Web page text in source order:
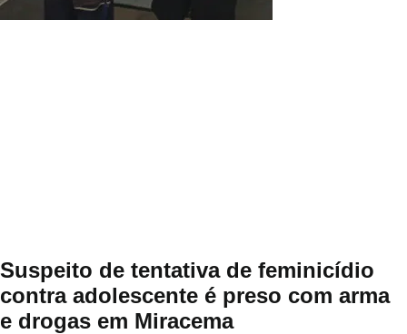
Suspeito de tentativa de feminicídio
contra adolescente é preso com arma
e drogas em Miracema